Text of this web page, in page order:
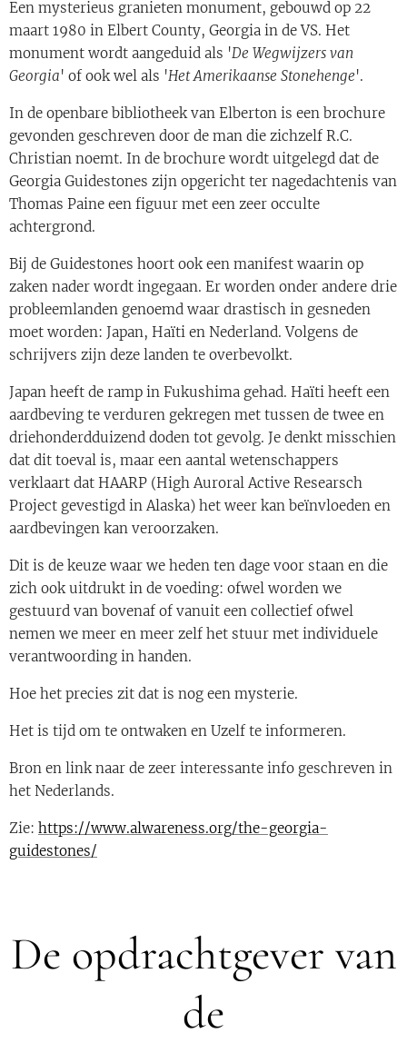
Een mysterieus granieten monument, gebouwd op 22
maart 1980 in Elbert County, Georgia in de VS. Het
monument wordt aangeduid als 'De Wegwijzers van
Georgia' of ook wel als 'Het Amerikaanse Stonehenge'.
In de openbare bibliotheek van Elberton is een brochure
gevonden geschreven door de man die zichzelf R.C.
Christian noemt. In de brochure wordt uitgelegd dat de
Georgia Guidestones zijn opgericht ter nagedachtenis van
Thomas Paine een figuur met een zeer occulte
achtergrond.
Bij de Guidestones hoort ook een manifest waarin op
zaken nader wordt ingegaan. Er worden onder andere drie
probleemlanden genoemd waar drastisch in gesneden
moet worden: Japan, Haïti en Nederland. Volgens de
schrijvers zijn deze landen te overbevolkt.
Japan heeft de ramp in Fukushima gehad. Haïti heeft een
aardbeving te verduren gekregen met tussen de twee en
driehonderdduizend doden tot gevolg. Je denkt misschien
dat dit toeval is, maar een aantal wetenschappers
verklaart dat HAARP (High Auroral Active Researsch
Project gevestigd in Alaska) het weer kan beïnvloeden en
aardbevingen kan veroorzaken.
Dit is de keuze waar we heden ten dage voor staan en die
zich ook uitdrukt in de voeding: ofwel worden we
gestuurd van bovenaf of vanuit een collectief ofwel
nemen we meer en meer zelf het stuur met individuele
verantwoording in handen.
Hoe het precies zit dat is nog een mysterie.
Het is tijd om te ontwaken en Uzelf te informeren.
Bron en link naar de zeer interessante info geschreven in
het Nederlands.
Zie: https://www.alwareness.org/the-georgia-
guidestones/
De opdrachtgever van
de